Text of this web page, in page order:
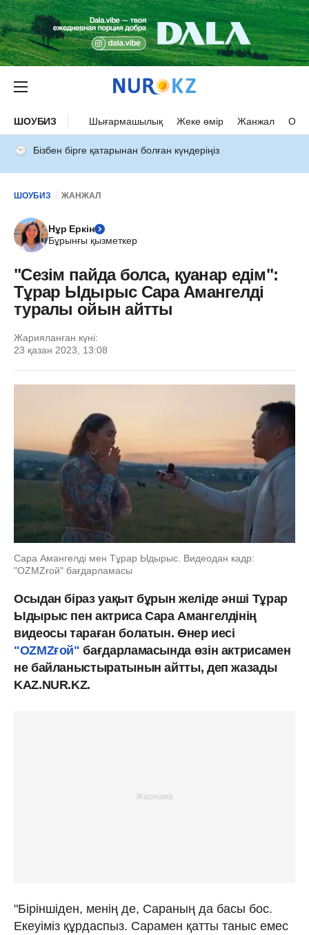
ШОУБИЗ Шығармашылық Жеке өмір Жанжал
Бізбен бірге қатарынан болған күндеріңіз
ШОУБИЗ ЖАНЖАЛ
Нұр Еркін
Бұрынғы қызметкер
"Сезім пайда болса, қуанар едім":
Тұрар Ыдырыс Сара Амангелді
туралы ойын айтты
Жарияланған күні:
23 қазан 2023, 13:08
Сара Амангелді мен Тұрар Ыдырыс. Видеодан кадр:
"OZMZғой" бағдарламасы
Осыдан біраз уақыт бұрын желіде әнші Тұрар
Ыдырыс пен актриса Сара Амангелдінің
видеосы тараған болатын. Өнер иесі
"OZMZғой" бағдарламасында өзін актрисамен
не байланыстыратынын айтты, деп жазады
KAZ.NUR.KZ.
"Біріншіден, менің де, Сараның да басы бос.
Екеуіміз құрдаспыз. Сарамен қатты таныс емес